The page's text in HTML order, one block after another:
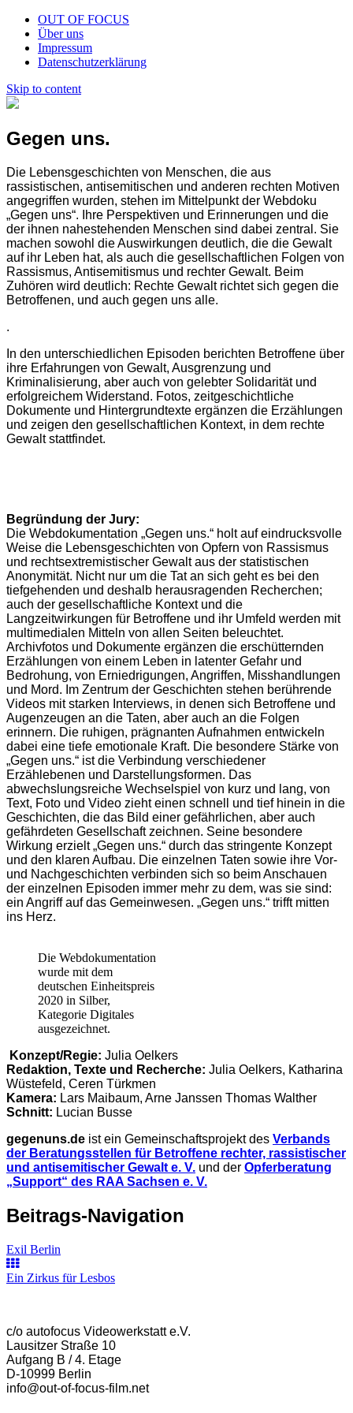
OUT OF FOCUS
Über uns
Impressum
Datenschutzerklärung
Skip to content
Gegen uns.
Die Lebensgeschichten von Menschen, die aus
rassistischen, antisemitischen und anderen rechten Motiven
angegriffen wurden, stehen im Mittelpunkt der Webdoku
„Gegen uns“. Ihre Perspektiven und Erinnerungen und die
der ihnen nahestehenden Menschen sind dabei zentral. Sie
machen sowohl die Auswirkungen deutlich, die die Gewalt
auf ihr Leben hat, als auch die gesellschaftlichen Folgen von
Rassismus, Antisemitismus und rechter Gewalt. Beim
Zuhören wird deutlich: Rechte Gewalt richtet sich gegen die
Betroffenen, und auch gegen uns alle.
.
In den unterschiedlichen Episoden berichten Betroffene über
ihre Erfahrungen von Gewalt, Ausgrenzung und
Kriminalisierung, aber auch von gelebter Solidarität und
erfolgreichem Widerstand. Fotos, zeitgeschichtliche
Dokumente und Hintergrundtexte ergänzen die Erzählungen
und zeigen den gesellschaftlichen Kontext, in dem rechte
Gewalt stattfindet.
Begründung der Jury:
Die Webdokumentation „Gegen uns.“ holt auf eindrucksvolle
Weise die Lebensgeschichten von Opfern von Rassismus
und rechtsextremistischer Gewalt aus der statistischen
Anonymität. Nicht nur um die Tat an sich geht es bei den
tiefgehenden und deshalb herausragenden Recherchen;
auch der gesellschaftliche Kontext und die
Langzeitwirkungen für Betroffene und ihr Umfeld werden mit
multimedialen Mitteln von allen Seiten beleuchtet.
Archivfotos und Dokumente ergänzen die erschütternden
Erzählungen von einem Leben in latenter Gefahr und
Bedrohung, von Erniedrigungen, Angriffen, Misshandlungen
und Mord. Im Zentrum der Geschichten stehen berührende
Videos mit starken Interviews, in denen sich Betroffene und
Augenzeugen an die Taten, aber auch an die Folgen
erinnern. Die ruhigen, prägnanten Aufnahmen entwickeln
dabei eine tiefe emotionale Kraft. Die besondere Stärke von
„Gegen uns.“ ist die Verbindung verschiedener
Erzählebenen und Darstellungsformen. Das
abwechslungsreiche Wechselspiel von kurz und lang, von
Text, Foto und Video zieht einen schnell und tief hinein in die
Geschichten, die das Bild einer gefährlichen, aber auch
gefährdeten Gesellschaft zeichnen. Seine besondere
Wirkung erzielt „Gegen uns.“ durch das stringente Konzept
und den klaren Aufbau. Die einzelnen Taten sowie ihre Vor-
und Nachgeschichten verbinden sich so beim Anschauen
der einzelnen Episoden immer mehr zu dem, was sie sind:
ein Angriff auf das Gemeinwesen. „Gegen uns.“ trifft mitten
ins Herz.
Die Webdokumentation
wurde mit dem
deutschen Einheitspreis
2020 in Silber,
Kategorie Digitales
ausgezeichnet.
Konzept/Regie: Julia Oelkers
Redaktion, Texte und Recherche: Julia Oelkers, Katharina
Wüstefeld, Ceren Türkmen
Kamera: Lars Maibaum, Arne Janssen Thomas Walther
Schnitt: Lucian Busse
gegenuns.de ist ein Gemeinschaftsprojekt des Verbands
der Beratungsstellen für Betroffene rechter, rassistischer
und antisemitischer Gewalt e. V. und der Opferberatung
„Support“ des RAA Sachsen e. V.
Beitrags-Navigation
Exil Berlin
Ein Zirkus für Lesbos
c/o autofocus Videowerkstatt e.V.
Lausitzer Straße 10
Aufgang B / 4. Etage
D-10999 Berlin
info@out-of-focus-film.net